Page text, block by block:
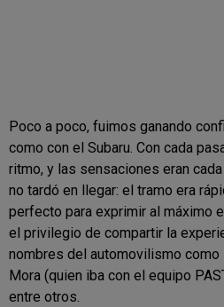
Poco a poco, fuimos ganando
como con el Subaru. Con cada
ritmo, y las sensaciones eran
no tardó en llegar: el tramo era
perfecto para exprimir al máximo
el privilegio de compartir la
nombres del automovilismo como
Mora (quien iba con el equipo
entre otros.